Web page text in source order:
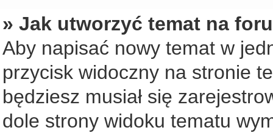
» Jak utworzyć temat na
Aby napisać nowy temat w
przycisk widoczny na stronie
będziesz musiał się
dole strony widoku tematu